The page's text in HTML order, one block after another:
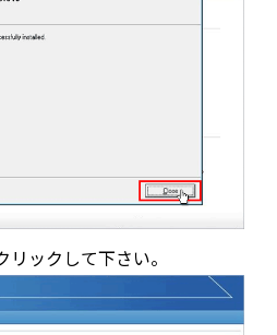
リックして下さい。